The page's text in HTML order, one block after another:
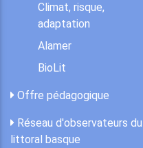
Climat, risque,
adaptation
Alamer
BioLit
Offre pédagogique
Réseau d'observateurs du
littoral basque